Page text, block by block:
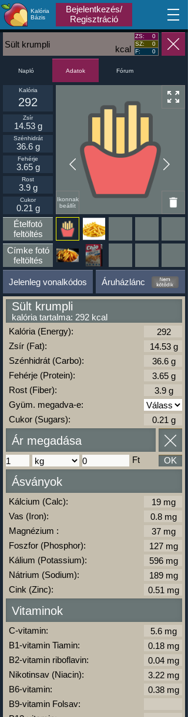
Kalória
Bázis
Bejelentkezés/
Regisztráció
MA
kcal
Sült krumpli
ZS:
0
SZ:
0
F:
0
Napló Adatok Fórum
Ikonnak
beállít
Kalória
292
Zsír
14.53 g
Szénhidrát
36.6 g
Fehérje
3.65 g
Rost
3.9 g
Cukor
0.21 g
Ételfotó
feltöltés
Címke fotó
feltöltés
Jelenleg vonalkódos Áruházlánc
Sült krumpli
kalória tartalma: 292 kcal
Kalória (Energy):
Zsír (Fat):
Szénhidrát (Carbo):
Fehérje (Protein):
Rost (Fiber):
Gyüm. megadva-e:
Cukor (Sugars):
Ár megadása
Ft OK
Ásványok
Kálcium (Calc):
Vas (Iron):
Magnézium :
Foszfor (Phosphor):
Kálium (Potassium):
Nátrium (Sodium):
Cink (Zinc):
Vitaminok
C-vitamin:
B1-vitamin Tiamin:
B2-vitamin riboflavin:
Nikotinsav (Niacin):
B6-vitamin:
B9-vitamin Folsav: